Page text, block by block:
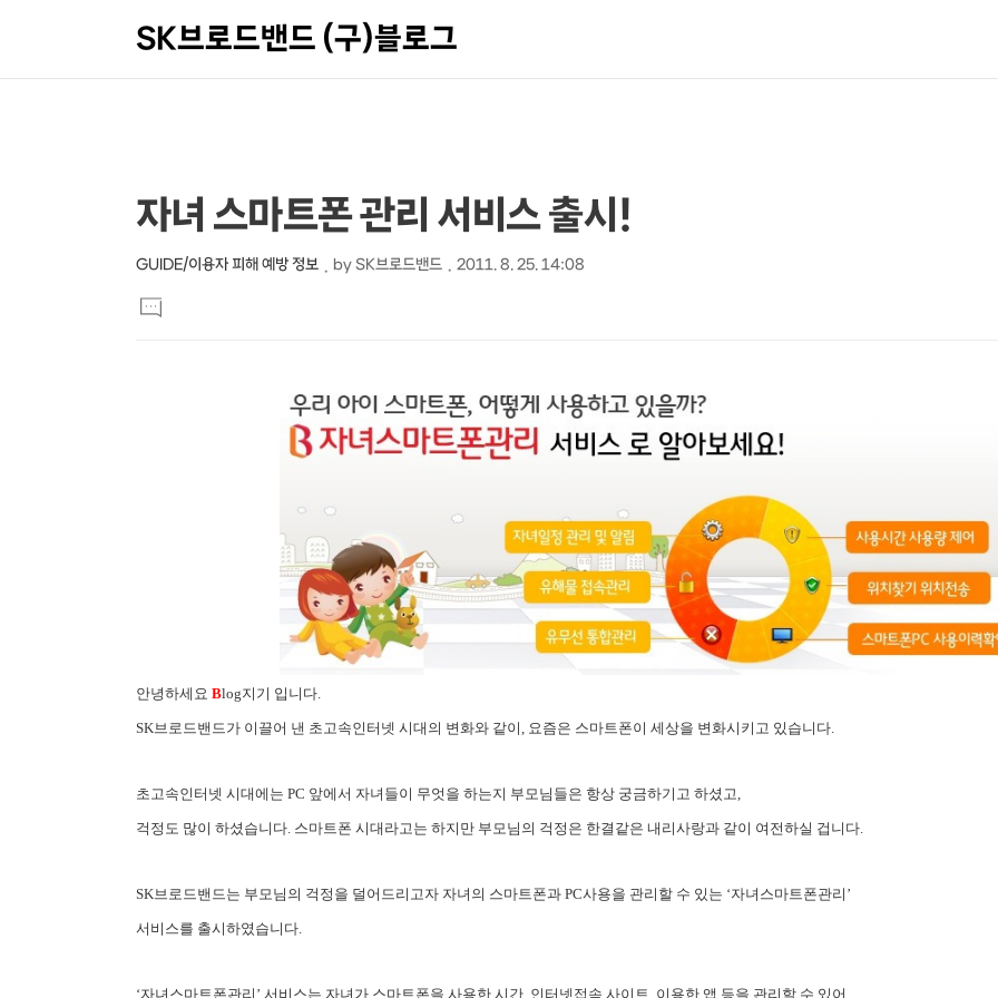
SK브로드밴드 (구)블로그
상
컨
텐
본
문
제
목
자녀 스마트폰 관리 서비스 출시!
GUIDE/이용자 피해 예방 정보 by SK브로드밴드 2011. 8. 25. 14:08
문
댓
글
안녕하세요 Blog지기 입니다.
SK브로드밴드가 이끌어 낸 초고속인터넷 시대의 변화와 같이, 요즘은 스마트폰이 세상을 변화시키고 있습니다.
초고속인터넷 시대에는 PC 앞에서 자녀들이 무엇을 하는지 부모님들은 항상 궁금하기고 하셨고,
걱정도 많이 하셨습니다. 스마트폰 시대라고는 하지만 부모님의 걱정은 한결같은 내리사랑과 같이 여전하실 겁니다.
SK브로드밴드는 부모님의 걱정을 덜어드리고자 자녀의 스마트폰과 PC사용을 관리할 수 있는 ‘자녀스마트폰관리’
서비스를 출시하였습니다.
‘자녀스마트폰관리’ 서비스는 자녀가 스마트폰을 사용한 시간, 인터넷접속 사이트, 이용한 앱 등을 관리할 수 있어